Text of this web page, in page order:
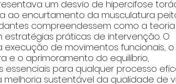
um desvio de hipercifose
encurtamento da musculatura
compreendessem como a
práticas de intervenção. O
de movimentos funcionais, o
e o aprimoramento do equilíbrio,
para qualquer processo
sustentável da qualidade de